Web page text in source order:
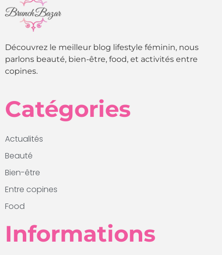
Découvrez le meilleur blog lifestyle féminin, nous
parlons beauté, bien-être, food, et activités entre
copines.
Catégories
Actualités
Beauté
Bien-être
Entre copines
Food
Informations